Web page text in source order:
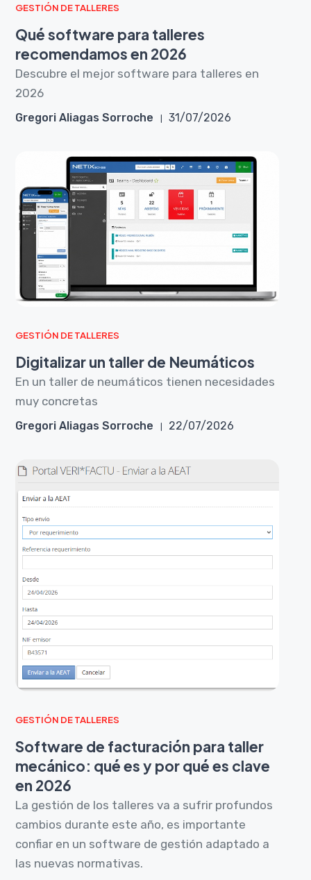
GESTIÓN DE TALLERES
Qué software para talleres
recomendamos en 2026
Descubre el mejor software para talleres en
2026
Gregori Aliagas Sorroche 31/07/2026
GESTIÓN DE TALLERES
Digitalizar un taller de Neumáticos
En un taller de neumáticos tienen necesidades
muy concretas
Gregori Aliagas Sorroche 22/07/2026
GESTIÓN DE TALLERES
Software de facturación para taller
mecánico: qué es y por qué es clave
en 2026
La gestión de los talleres va a sufrir profundos
cambios durante este año, es importante
confiar en un software de gestión adaptado a
las nuevas normativas.